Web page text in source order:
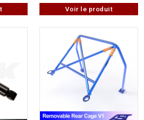
Voir le produit